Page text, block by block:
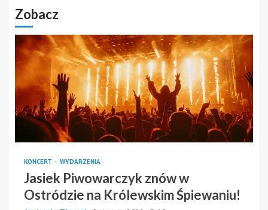
Zobacz
KONCERT WYDARZENIA
Jasiek Piwowarczyk znów w
Ostródzie na Królewskim Śpiewaniu!